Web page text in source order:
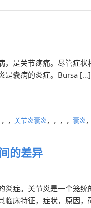
，是关节疼痛。尽管症
是囊病的炎症。Bursa […]
， 关节炎囊炎，，，， 囊炎
的差异
炎症。关节炎是一个笼
临床特征，症状，原因